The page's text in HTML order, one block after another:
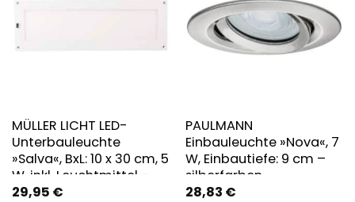
MÜLLER LICHT LED-
Unterbauleuchte
»Salva«, BxL: 10 x 30 cm, 5
W, inkl. Leuchtmittel –
weiss
29,95 €
PAULMANN
Einbauleuchte »Nova«, 7
W, Einbautiefe: 9 cm –
silberfarben
28,83 €